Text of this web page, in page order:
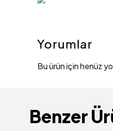
Yorumlar
Bu ürün için henüz
Benzer